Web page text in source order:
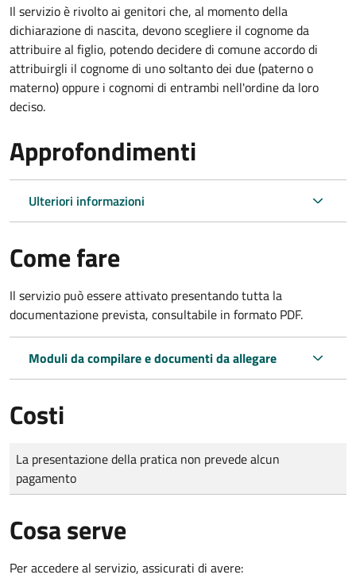
Il servizio è rivolto ai genitori che, al momento della
dichiarazione di nascita, devono scegliere il cognome da
attribuire al figlio, potendo decidere di comune accordo di
attribuirgli il cognome di uno soltanto dei due (paterno o
materno) oppure i cognomi di entrambi nell'ordine da loro
deciso.
Approfondimenti
Ulteriori informazioni
Come fare
Il servizio può essere attivato presentando tutta la
documentazione prevista, consultabile in formato PDF.
Moduli da compilare e documenti da allegare
Costi
Tipo di pagamento
Importo
La presentazione della pratica non prevede alcun
pagamento
Cosa serve
Per accedere al servizio, assicurati di avere: